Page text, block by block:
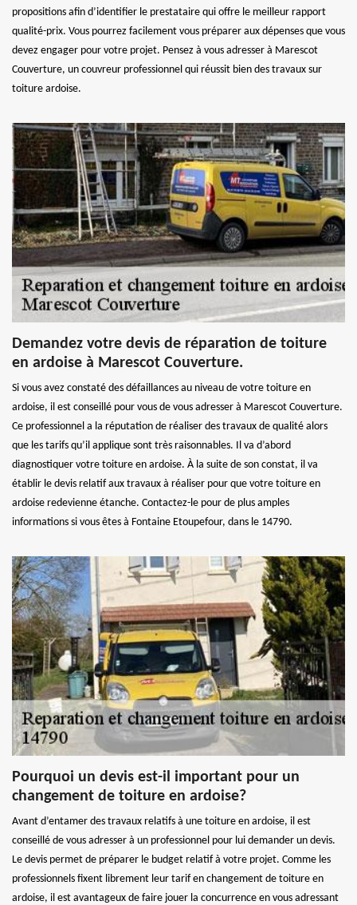
propositions afin d’identifier le prestataire qui offre le meilleur rapport
qualité-prix. Vous pourrez facilement vous préparer aux dépenses que vous
devez engager pour votre projet. Pensez à vous adresser à Marescot
Couverture, un couvreur professionnel qui réussit bien des travaux sur
toiture ardoise.
Demandez votre devis de réparation de toiture
en ardoise à Marescot Couverture.
Si vous avez constaté des défaillances au niveau de votre toiture en
ardoise, il est conseillé pour vous de vous adresser à Marescot Couverture.
Ce professionnel a la réputation de réaliser des travaux de qualité alors
que les tarifs qu’il applique sont très raisonnables. Il va d’abord
diagnostiquer votre toiture en ardoise. À la suite de son constat, il va
établir le devis relatif aux travaux à réaliser pour que votre toiture en
ardoise redevienne étanche. Contactez-le pour de plus amples
informations si vous êtes à Fontaine Etoupefour, dans le 14790.
Pourquoi un devis est-il important pour un
changement de toiture en ardoise?
Avant d’entamer des travaux relatifs à une toiture en ardoise, il est
conseillé de vous adresser à un professionnel pour lui demander un devis.
Le devis permet de préparer le budget relatif à votre projet. Comme les
professionnels fixent librement leur tarif en changement de toiture en
ardoise, il est avantageux de faire jouer la concurrence en vous adressant